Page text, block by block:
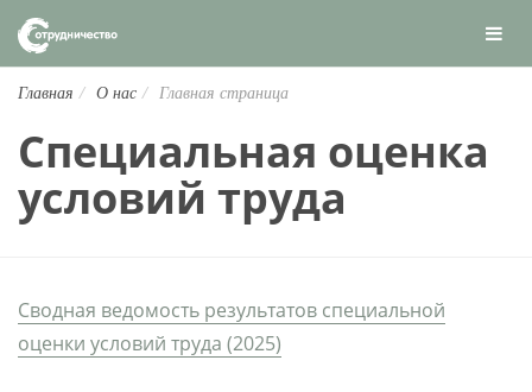
Главная О нас Главная страница
Специальная оценка
условий труда
Сводная ведомость результатов специальной
оценки условий труда (2025)